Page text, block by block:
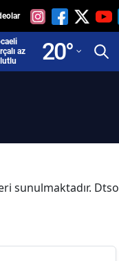
az
20°
Adana
Adıyaman
Ankara
sunulmaktadır. Dtso